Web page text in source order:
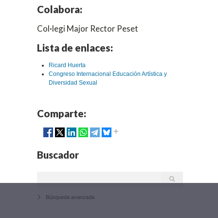
Colabora:
Col·legi Major Rector Peset
Lista de enlaces:
Ricard Huerta
Congreso Internacional Educación Artística y
Diversidad Sexual
Comparte:
Buscador
Búsqueda avanzada